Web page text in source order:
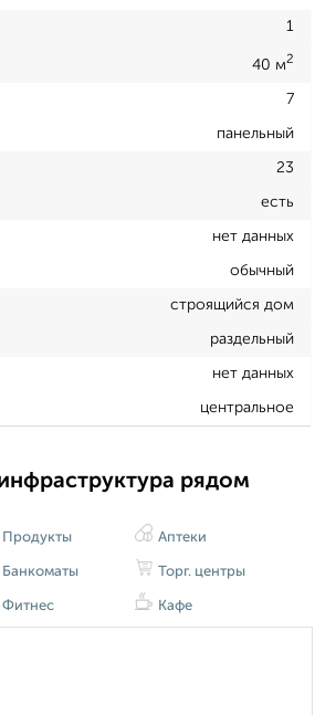
1
40 м2
7
панельный
23
есть
нет данных
обычный
строящийся дом
раздельный
нет данных
центральное
рядом
Продукты
Банкоматы
Фитнес
Аптеки
Торг. центры
Кафе